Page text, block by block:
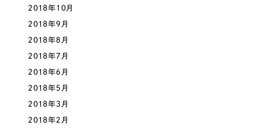
2018年10月
2018年9月
2018年8月
2018年7月
2018年6月
2018年5月
2018年3月
2018年2月